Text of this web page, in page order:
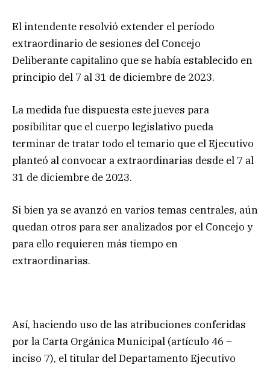
El intendente resolvió extender el período
extraordinario de sesiones del Concejo
Deliberante capitalino que se había establecido en
principio del 7 al 31 de diciembre de 2023.
La medida fue dispuesta este jueves para
posibilitar que el cuerpo legislativo pueda
terminar de tratar todo el temario que el Ejecutivo
planteó al convocar a extraordinarias desde el 7 al
31 de diciembre de 2023.
Si bien ya se avanzó en varios temas centrales, aún
quedan otros para ser analizados por el Concejo y
para ello requieren más tiempo en
extraordinarias.
Así, haciendo uso de las atribuciones conferidas
por la Carta Orgánica Municipal (artículo 46 –
inciso 7), el titular del Departamento Ejecutivo